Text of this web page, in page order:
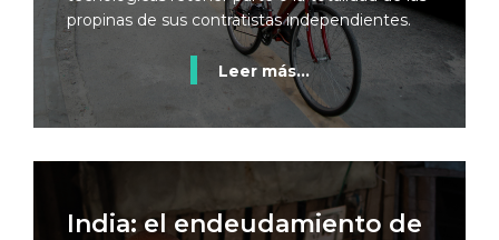
propinas de sus contratistas independientes.
Leer más...
India: el endeudamiento de